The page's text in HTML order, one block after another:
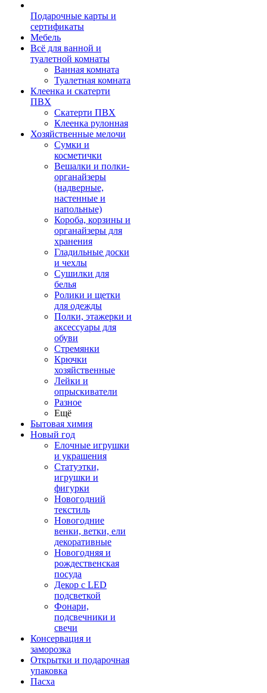
Подарочные карты и
сертификаты
Мебель
Всё для ванной и
туалетной комнаты
Ванная комната
Туалетная комната
Клеенка и скатерти
ПВХ
Скатерти ПВХ
Клеенка рулонная
Хозяйственные мелочи
Сумки и
косметички
Вешалки и полки-
органайзеры
(надверные,
настенные и
напольные)
Короба, корзины и
органайзеры для
хранения
Гладильные доски
и чехлы
Сушилки для
белья
Ролики и щетки
для одежды
Полки, этажерки и
аксессуары для
обуви
Стремянки
Крючки
хозяйственные
Лейки и
опрыскиватели
Разное
Ещё
Бытовая химия
Новый год
Елочные игрушки
и украшения
Статуэтки,
игрушки и
фигурки
Новогодний
текстиль
Новогодние
венки, ветки, ели
декоративные
Новогодняя и
рождественская
посуда
Декор с LED
подсветкой
Фонари,
подсвечники и
свечи
Консервация и
заморозка
Открытки и подарочная
упаковка
Пасха